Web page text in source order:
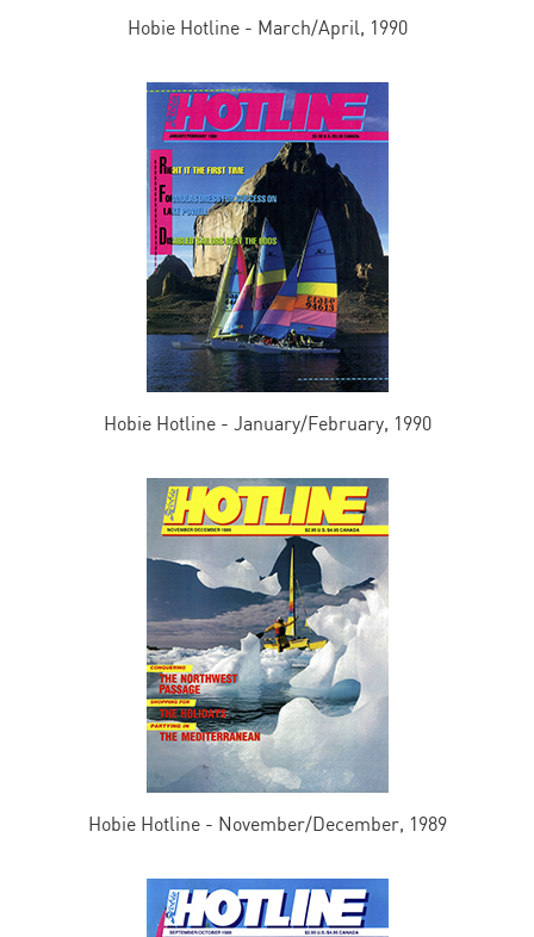
Hobie Hotline - March/April, 1990
Hobie Hotline - January/February, 1990
Hobie Hotline - November/December, 1989